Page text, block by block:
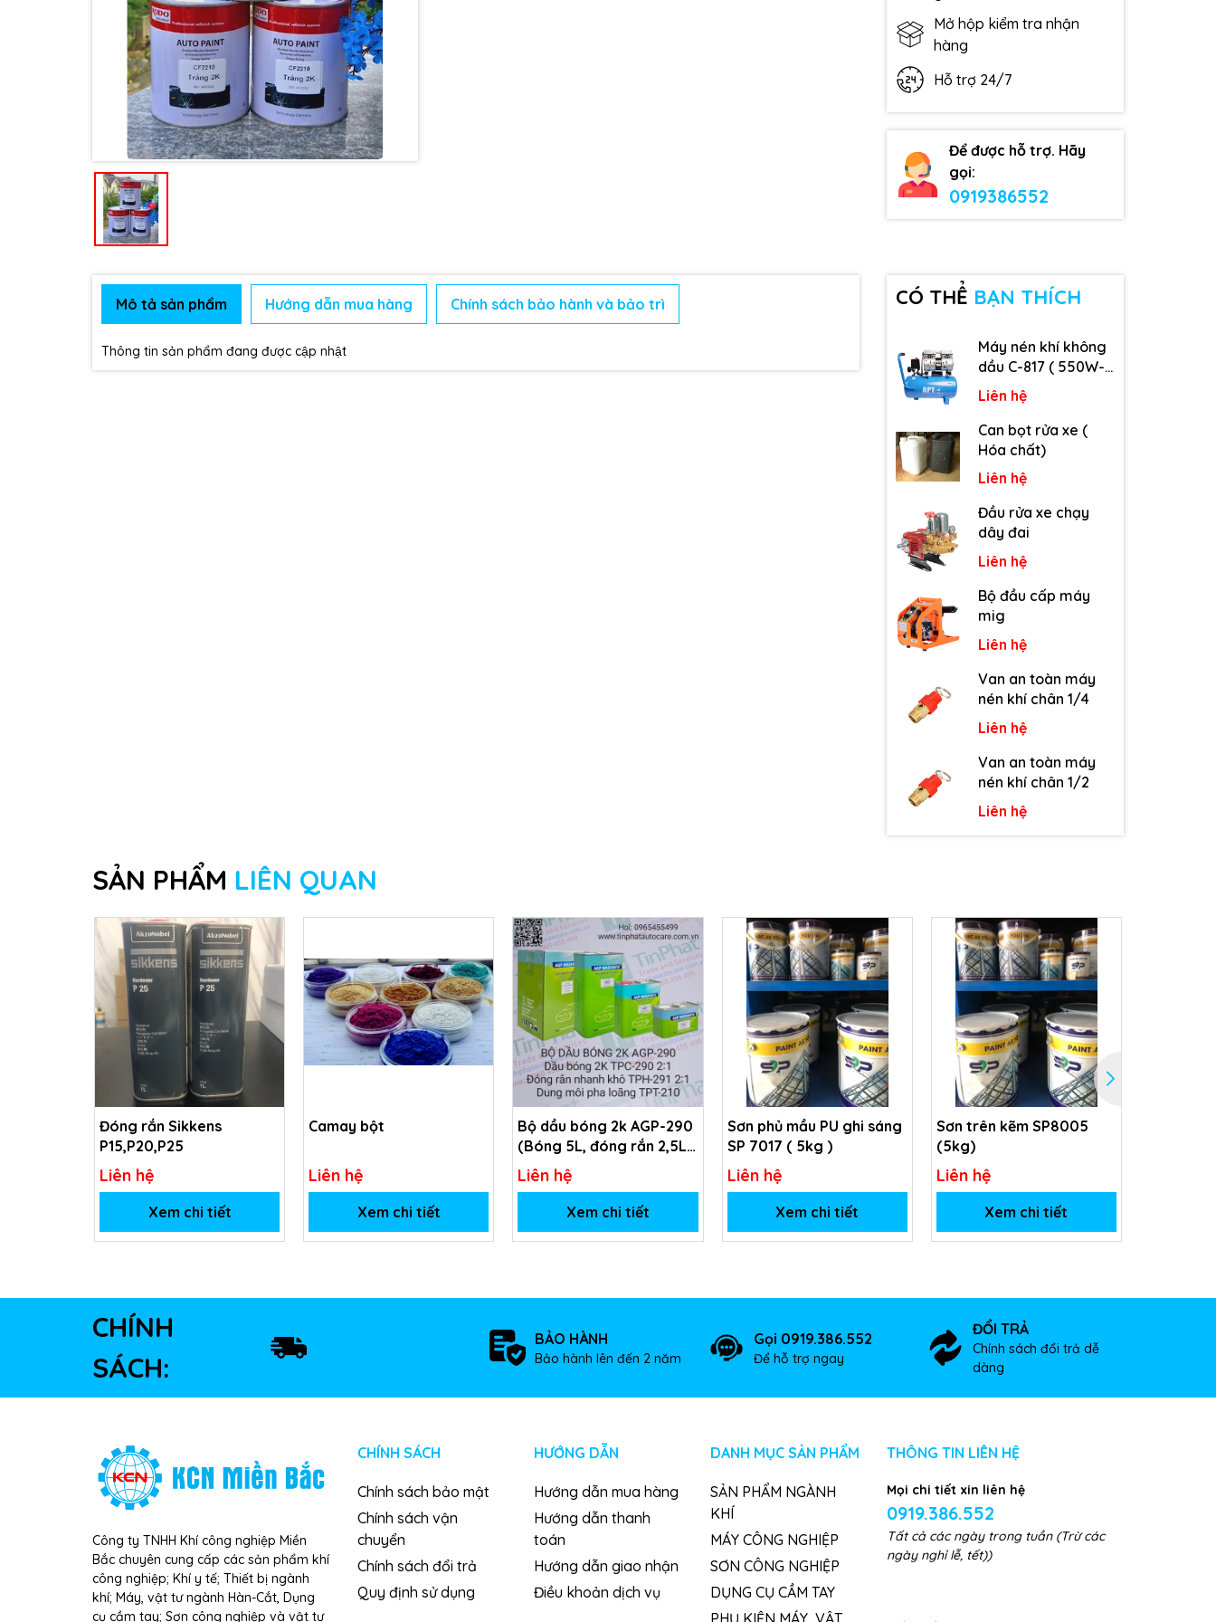
Mở hộp kiểm tra nhận
hàng
Hỗ trợ 24/7
Để được hỗ trợ. Hãy
gọi:
0919386552
Mô tả sản phẩm Hướng dẫn mua hàng Chính sách bảo hành và bảo trì
Thông tin sản phẩm đang được cập nhật
CÓ THỂ BẠN THÍCH
Máy nén khí không
dầu C-817 ( 550W-
9L )
Liên hệ
Can bọt rửa xe (
Hóa chất)
Liên hệ
Đầu rửa xe chạy
dây đai
Liên hệ
Bộ đầu cấp máy
mig
Liên hệ
Van an toàn máy
nén khí chân 1/4
Liên hệ
Van an toàn máy
nén khí chân 1/2
Liên hệ
SẢN PHẨM LIÊN QUAN
Đóng rắn Sikkens
P15,P20,P25
Liên hệ
Xem chi tiết
Camay bột
Liên hệ
Xem chi tiết
Bộ dầu bóng 2k AGP-290
(Bóng 5L, đóng rắn 2,5L,
dung môi 1L)
Liên hệ
Xem chi tiết
Sơn phủ mầu PU ghi sáng
SP 7017 ( 5kg )
Liên hệ
Xem chi tiết
Sơn trên kẽm SP8005
(5kg)
Liên hệ
Xem chi tiết
CHÍNH
SÁCH:
BẢO HÀNH
Bảo hành lên đến 2 năm
Gọi 0919.386.552
Để hỗ trợ ngay
ĐỔI TRẢ
Chính sách đổi trả dễ
dàng
Công ty TNHH Khí công nghiệp Miền
Bắc chuyên cung cấp các sản phẩm khí
công nghiệp; Khí y tế; Thiết bị ngành
khí; Máy, vật tư ngành Hàn-Cắt, Dụng
cụ cầm tay; Sơn công nghiệp và vật tư
CHÍNH SÁCH
Chính sách bảo mật
Chính sách vận
chuyển
Chính sách đổi trả
Quy định sử dụng
HƯỚNG DẪN
Hướng dẫn mua hàng
Hướng dẫn thanh
toán
Hướng dẫn giao nhận
Điều khoản dịch vụ
DANH MỤC SẢN PHẨM
SẢN PHẨM NGÀNH
KHÍ
MÁY CÔNG NGHIỆP
SƠN CÔNG NGHIỆP
DỤNG CỤ CẦM TAY
THÔNG TIN LIÊN HỆ
Mọi chi tiết xin liên hệ
0919.386.552
Tất cả các ngày trong tuần (Trừ các
ngày nghỉ lễ, tết))